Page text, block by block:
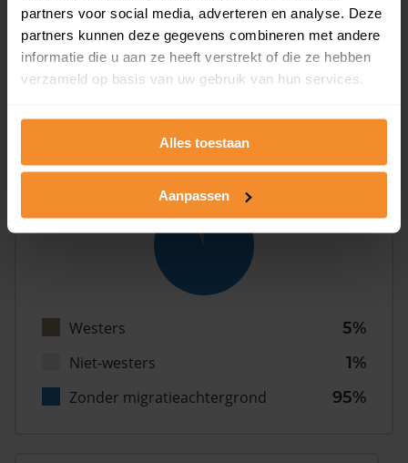
partners voor social media, adverteren en analyse. Deze
partners kunnen deze gegevens combineren met andere
informatie die u aan ze heeft verstrekt of die ze hebben
verzameld op basis van uw gebruik van hun services.
Alles toestaan
Aanpassen
Eénpersoons
20%
Stel (geen kinderen)
42%
Gezin (met kinderen)
38%
Herkomst
Westers
5%
Niet-westers
1%
Zonder migratieachtergrond
95%